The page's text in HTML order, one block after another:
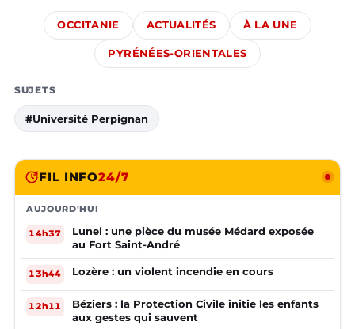
OCCITANIE ACTUALITÉS À LA UNE
PYRÉNÉES-ORIENTALES
SUJETS
#Université Perpignan
FIL INFO24/7
AUJOURD'HUI
14h37
Lunel : une pièce du musée Médard exposée
au Fort Saint-André
13h44 Lozère : un violent incendie en cours
12h11
Béziers : la Protection Civile initie les enfants
aux gestes qui sauvent